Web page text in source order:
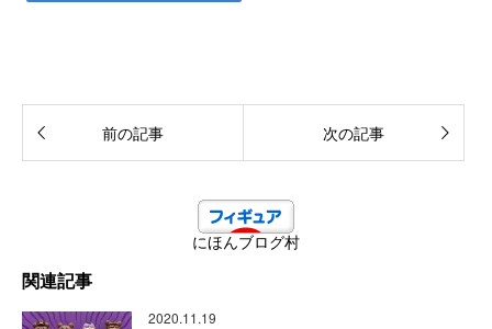
前の記事 次の記事
にほんブログ村
関連記事
2020.11.19